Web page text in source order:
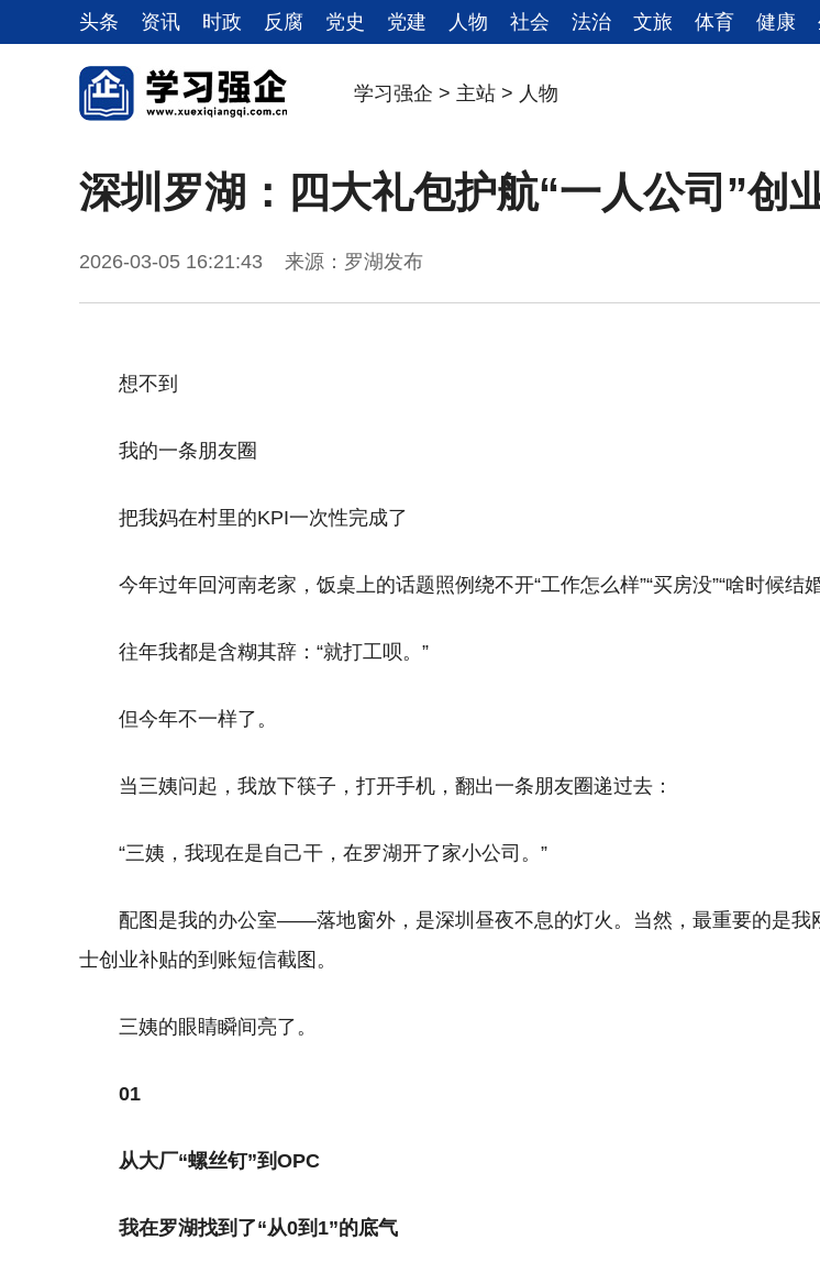
头条 资讯 时政 反腐 党史 党建 人物 社会 法治 文旅 体育 健康
学习强企 > 主站 > 人物
深圳罗湖：四大礼包护航“一人公司”创
2026-03-05 16:21:43 来源：罗湖发布
想不到
我的一条朋友圈
把我妈在村里的KPI一次性完成了
今年过年回河南老家，饭桌上的话题照例绕不开“工作怎么样”“买房没”“啥时候结婚
往年我都是含糊其辞：“就打工呗。”
但今年不一样了。
当三姨问起，我放下筷子，打开手机，翻出一条朋友圈递过去：
“三姨，我现在是自己干，在罗湖开了家小公司。”
配图是我的办公室——落地窗外，是深圳昼夜不息的灯火。当然，最重要的是我
士创业补贴的到账短信截图。
三姨的眼睛瞬间亮了。
01
从大厂“螺丝钉”到OPC
我在罗湖找到了“从0到1”的底气